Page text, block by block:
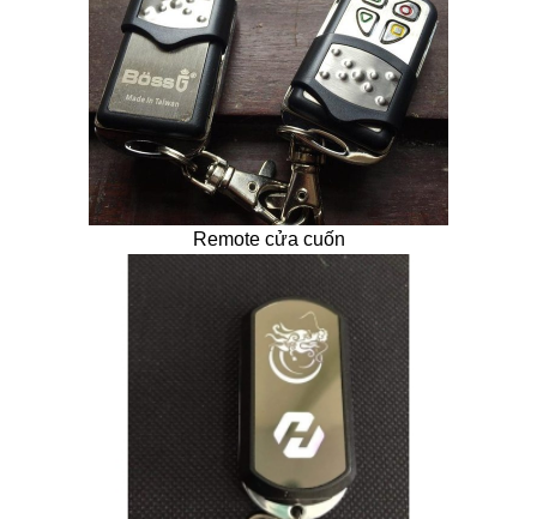
Remote cửa cuốn